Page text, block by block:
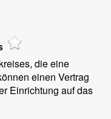
die eine
einen Vertrag
Einrichtung auf das